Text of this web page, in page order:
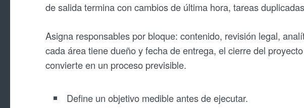
de salida termina con cambios de última hora, tareas
Asigna responsables por bloque: contenido, revisión legal,
cada área tiene dueño y fecha de entrega, el cierre del
convierte en un proceso previsible.
Define un objetivo medible antes de ejecutar.